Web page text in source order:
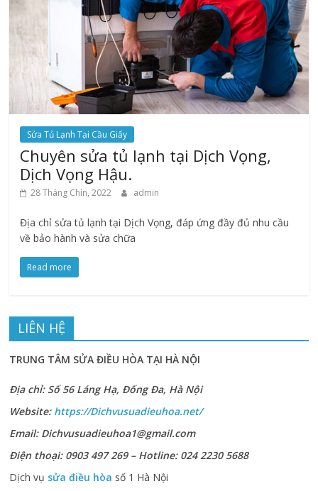
Sửa Tủ Lạnh Tại Cầu Giấy
Chuyên sửa tủ lạnh tại Dịch Vọng,
Dịch Vọng Hậu.
28 Tháng Chín, 2022 admin
Địa chỉ sửa tủ lạnh tại Dịch Vọng, đáp ứng đầy đủ nhu cầu
về bảo hành và sửa chữa
Read more
LIÊN HỆ
TRUNG TÂM SỬA ĐIỀU HÒA TẠI HÀ NỘI
Địa chỉ: Số 56 Láng Hạ, Đống Đa, Hà Nội
Website: https://Dichvusuadieuhoa.net/
Email: Dichvusuadieuhoa1@gmail.com
Điện thoại: 0903 497 269 – Hotline: 024 2230 5688
Dịch vụ sửa điều hòa số 1 Hà Nội